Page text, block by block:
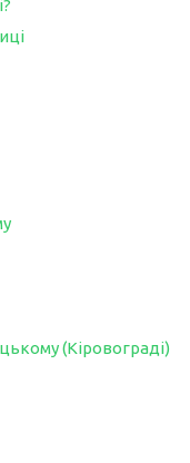
(Кіровограді)